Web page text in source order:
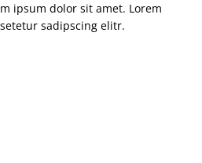
ipsum dolor sit amet. Lorem
sadipscing elitr.